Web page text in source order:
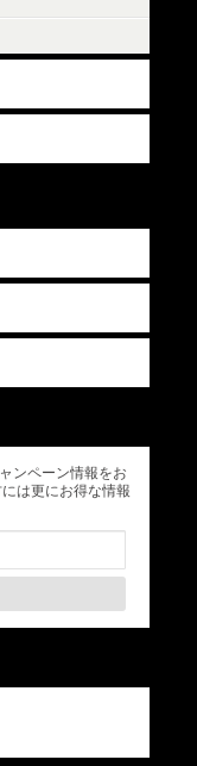
ンペーン情報をお
は更にお得な情報